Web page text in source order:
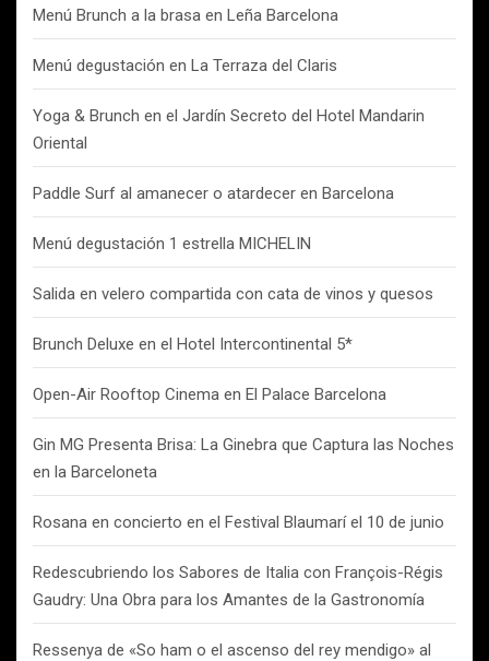
Menú Brunch a la brasa en Leña Barcelona
Menú degustación en La Terraza del Claris
Yoga & Brunch en el Jardín Secreto del Hotel Mandarin
Oriental
Paddle Surf al amanecer o atardecer en Barcelona
Menú degustación 1 estrella MICHELIN
Salida en velero compartida con cata de vinos y quesos
Brunch Deluxe en el Hotel Intercontinental 5*
Open-Air Rooftop Cinema en El Palace Barcelona
Gin MG Presenta Brisa: La Ginebra que Captura las Noches
en la Barceloneta
Rosana en concierto en el Festival Blaumarí el 10 de junio
Redescubriendo los Sabores de Italia con François-Régis
Gaudry: Una Obra para los Amantes de la Gastronomía
Ressenya de «So ham o el ascenso del rey mendigo» al